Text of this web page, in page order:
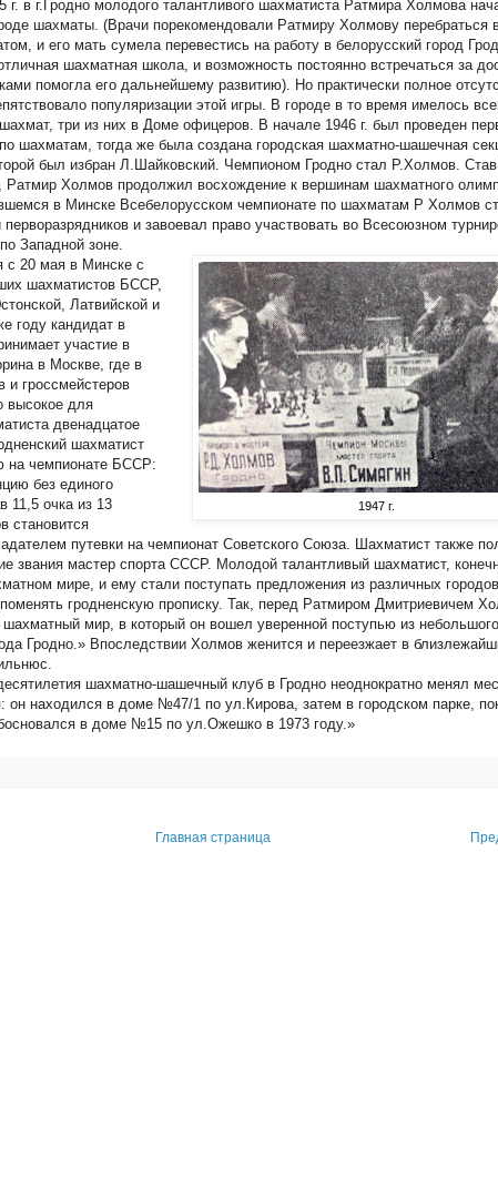
г. в г.Гродно молодого талантливого шахматиста Ратмира Холмова
шахматы. (Врачи порекомендовали Ратмиру Холмову перебраться
и его мать сумела перевестись на работу в белорусский город
шахматная школа, и возможность постоянно встречаться за
помогла его дальнейшему развитию). Но практически полное
популяризации этой игры. В городе в то время имелось
три из них в Доме офицеров. В начале 1946 г. был проведен
шахматам, тогда же была создана городская шахматно-шашечная
был избран Л.Шайковский. Чемпионом Гродно стал Р.Холмов. Став
Ратмир Холмов продолжил восхождение к вершинам шахматного
в Минске Всебелорусском чемпионате по шахматам Р Холмов
и завоевал право участвовать во Всесоюзном
Западной зоне.
1947 г.
с 20 мая в Минске с
шахматистов БССР,
Латвийской и
году кандидат в
участие в
в Москве, где в
и гроссмейстеров
высокое для
двенадцатое
шахматист
на чемпионате БССР:
без единого
11,5 очка из 13
становится
путевки на чемпионат Советского Союза. Шахматист также
звания мастер спорта СССР. Молодой талантливый шахматист,
мире, и ему стали поступать предложения из различных городов
гродненскую прописку. Так, перед Ратмиром Дмитриевичем
мир, в который он вошел уверенной поступью из небольшого
Гродно.» Впоследствии Холмов женится и переезжает в
шахматно-шашечный клуб в Гродно неоднократно менял
он находился в доме №47/1 по ул.Кирова, затем в городском парке,
в доме №15 по ул.Ожешко в 1973 году.»
Главная страница